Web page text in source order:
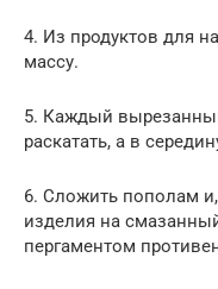
4. Из продуктов для
массу.
5. Каждый
раскатать, а в
6. Сложить пополам
изделия на
пергаментом